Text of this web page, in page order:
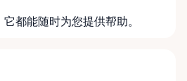
都能随时为您提供帮助。